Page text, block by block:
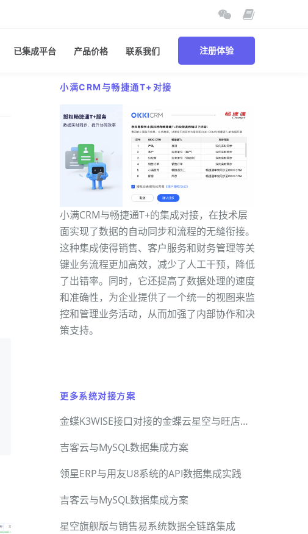
已集成平台 产品价格 联系我们 注册体验
小满CRM与畅捷通T+对接
小满CRM与畅捷通T+的集成对接，在技术层
面实现了数据的自动同步和流程的无缝衔接。
这种集成使得销售、客户服务和财务管理等关
键业务流程更加高效，减少了人工干预，降低
了出错率。同时，它还提高了数据处理的速度
和准确性，为企业提供了一个统一的视图来监
控和管理业务活动，从而加强了内部协作和决
策支持。
更多系统对接方案
金蝶K3WISE接口对接的金蝶云星空与旺店通WMS系统无缝集成方案
吉客云与MySQL数据集成方案
领星ERP与用友U8系统的API数据集成实践
吉客云与MySQL数据集成方案
星空旗舰版与销售易系统数据全链路集成